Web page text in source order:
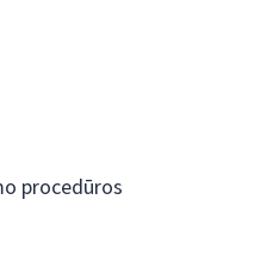
procedūros